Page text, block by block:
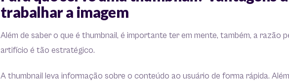
trabalhar a imagem
Além de saber o que é thumbnail, é importante ter em mente, também, a razão
artifício é tão estratégico.
A thumbnail leva informação sobre o conteúdo ao usuário de forma rápida.